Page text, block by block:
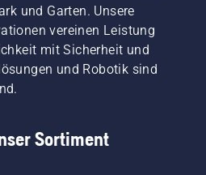
und Garten. Unsere
vereinen Leistung
mit Sicherheit und
und Robotik sind
Sortiment